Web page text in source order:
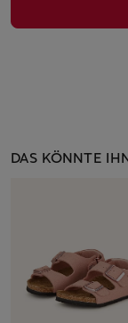
DAS KÖNNTE